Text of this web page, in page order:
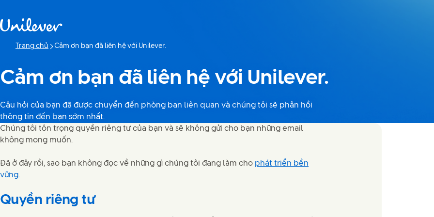
Trang chủ
Trang hiện tại:
Cảm ơn bạn đã liên hệ với Unilever.
Cảm ơn bạn đã liên hệ với Unilever.
Câu hỏi của bạn đã được chuyển đến phòng ban liên quan và chúng tôi sẽ phản hồi
thông tin đến bạn sớm nhất.
Chúng tôi tôn trọng quyền riêng tư của bạn và sẽ không gửi cho bạn những email
không mong muốn.
Đã ở đây rồi, sao bạn không đọc về những gì chúng tôi đang làm cho phát triển bền
vững.
Quyền riêng tư